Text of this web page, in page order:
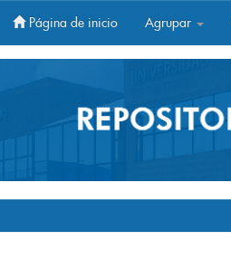
Página de inicio Agrupar